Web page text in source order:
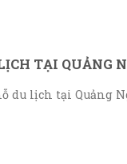
TẠI QUẢNG
du lịch tại Quảng